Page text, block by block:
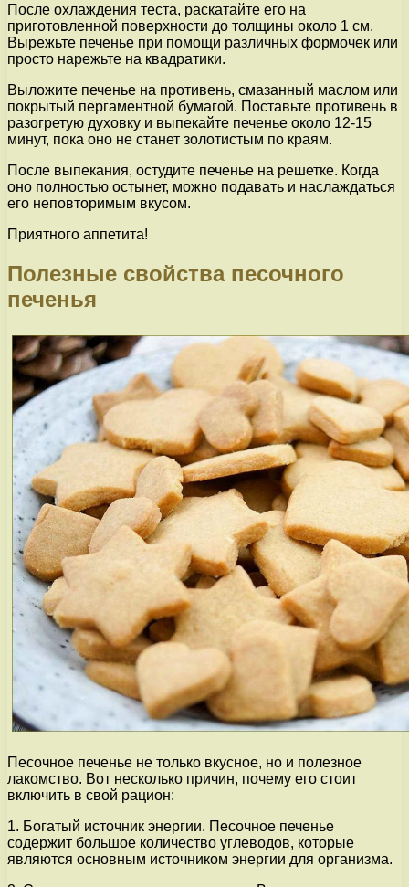
После охлаждения теста, раскатайте его на
приготовленной поверхности до толщины около 1 см.
Вырежьте печенье при помощи различных формочек или
просто нарежьте на квадратики.
Выложите печенье на противень, смазанный маслом или
покрытый пергаментной бумагой. Поставьте противень в
разогретую духовку и выпекайте печенье около 12-15
минут, пока оно не станет золотистым по краям.
После выпекания, остудите печенье на решетке. Когда
оно полностью остынет, можно подавать и наслаждаться
его неповторимым вкусом.
Приятного аппетита!
Полезные свойства песочного
печенья
Песочное печенье не только вкусное, но и полезное
лакомство. Вот несколько причин, почему его стоит
включить в свой рацион:
1. Богатый источник энергии. Песочное печенье
содержит большое количество углеводов, которые
являются основным источником энергии для организма.